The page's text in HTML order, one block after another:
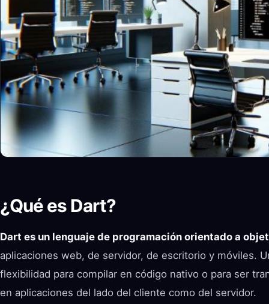
¿Qué es Dart?
Dart es un lenguaje de programación orientado a
aplicaciones web, de servidor, de escritorio y móviles.
flexibilidad para compilar en código nativo o para ser
en aplicaciones del lado del cliente como del servidor.